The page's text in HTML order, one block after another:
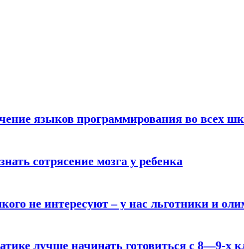
языков программирования во всех
сотрясение мозга у ребенка
не интересуют – у нас льготники и
лучше начинать готовиться с 8—9-х